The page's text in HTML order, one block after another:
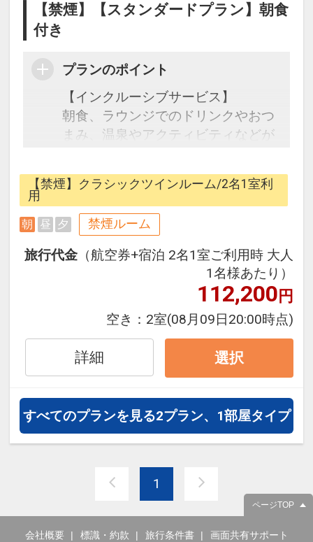
【禁煙】【スタンダードプラン】朝食
付き
プランのポイント
【インクルーシブサービス】
朝食、ラウンジでのドリンクやおつ
まみ、温泉やアクティビティなどが
ホテルご到着後に感じるやすらぐ香
り、食、アクティビティなど、ご滞
在を通してその土地の自然・文化・
伝統といった魅力を気の向くまま
に、存分にご満喫ください。
※一部のドリンクやアクティビティ
は有料です。ランチの提供はござい
往復の航空券と宿泊がセットになっ
たスタンダードな＜朝食付き＞プラ
ンです。
フライトと宿泊を自由に組み合わせ
できるダイナミックパッケージだか
ら、一都市滞在はもちろん周遊旅行
旅行期間中の1泊だけの宿泊や延
泊・飛び泊なども自由自在です。
フライトは、安心のJAL（または
JALグループ）確約！フライトマイ
【禁煙】クラシックツインルーム/2名1室利
用
朝 昼 夕 禁煙ルーム
旅行代金 （航空券+宿泊 2名1室ご利用時 大人
1名様あたり）
112,200円
空き： 2室(08月09日20:00時点)
詳細 選択
すべてのプランを見る2プラン、1部屋タイプ
1
ページTOP
会社概要 標識・約款 旅行条件書 画面共有サポート